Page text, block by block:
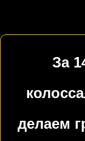
За
делаем